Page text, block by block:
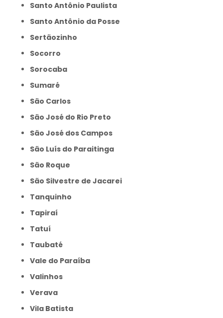
Santo Antônio Paulista
Santo Antônio da Posse
Sertãozinho
Socorro
Sorocaba
Sumaré
São Carlos
São José do Rio Preto
São José dos Campos
São Luís do Paraitinga
São Roque
São Silvestre de Jacarei
Tanquinho
Tapiraí
Tatuí
Taubaté
Vale do Paraíba
Valinhos
Verava
Vila Batista